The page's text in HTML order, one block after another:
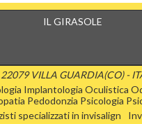
IL GIRASOLE
VILLA GUARDIA(CO) -
Implantologia Oculistica
Pedodonzia Psicologia
specializzati in invisalign